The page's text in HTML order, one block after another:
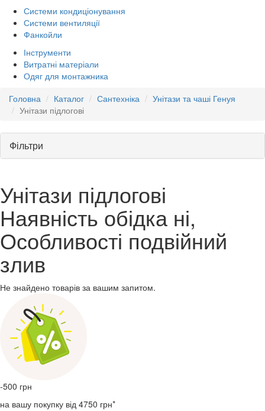
Системи кондиціонування
Системи вентиляції
Фанкойли
Інструменти
Витратні матеріали
Одяг для монтажника
Головна
Каталог Сантехніка
Унітази та чаші Генуя
Унітази підлогові
Фільтри
Унітази підлогові
Наявність обідка ні,
Особливості подвійний
злив
Не знайдено товарів за вашим запитом.
-500 грн
на вашу покупку від 4750 грн*